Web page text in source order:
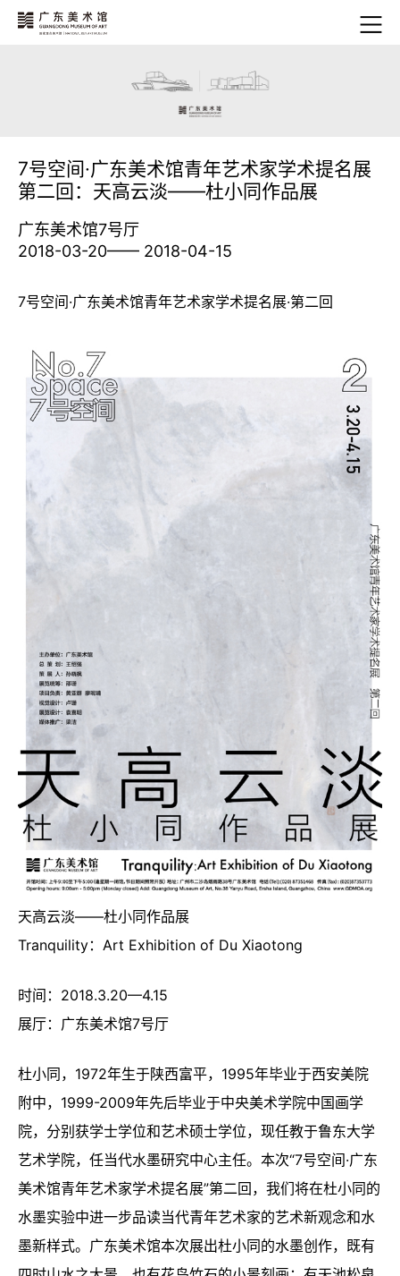
7号空间·广东美术馆青年艺术家学术提名展
第二回：天高云淡——杜小同作品展
广东美术馆7号厅
2018-03-20—— 2018-04-15
7号空间·广东美术馆青年艺术家学术提名展·第二回
天高云淡——杜小同作品展
Tranquility：Art Exhibition of Du Xiaotong
时间：2018.3.20—4.15
展厅：广东美术馆7号厅
杜小同，1972年生于陕西富平，1995年毕业于西安美院
附中，1999-2009年先后毕业于中央美术学院中国画学
院，分别获学士学位和艺术硕士学位，现任教于鲁东大学
艺术学院，任当代水墨研究中心主任。本次“7号空间·广东
美术馆青年艺术家学术提名展”第二回，我们将在杜小同的
水墨实验中进一步品读当代青年艺术家的艺术新观念和水
墨新样式。广东美术馆本次展出杜小同的水墨创作，既有